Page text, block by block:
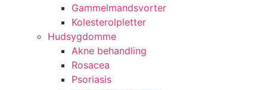
Gammelmandsvorter
Kolesterolpletter
Hudsygdomme
Akne behandling
Rosacea
Psoriasis